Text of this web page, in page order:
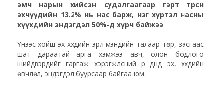
эмч нарын хийсэн судалгаагаар гэрт төрсөн
эхчүүдийн 13.2% нь нас барж, нэг хүртэл насны
хүүхдийн эндэгдэл 50%-д хүрч байжээ.
Үүнээс хойш эх хүүхдийн эрүүл мэндийн талаар төр, засгаас
шат дараатай арга хэмжээ авч, олон бодлого
шийдвэрүүдийг гаргаж хэрэгжүүлсний үр дүнд эх, хүүхдийн
өвчлөл, эндэгдэл буурсаар байгаа юм.